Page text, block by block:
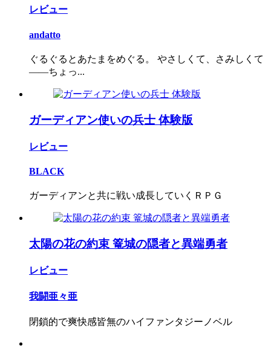
レビュー
andatto
ぐるぐるとあたまをめぐる。 やさしくて、さみしくて
――ちょっ...
ガーディアン使いの兵士 体験版
レビュー
BLACK
ガーディアンと共に戦い成長していくＲＰＧ
太陽の花の約束 篭城の隠者と異端勇者
レビュー
我闘亜々亜
閉鎖的で爽快感皆無のハイファンタジーノベル